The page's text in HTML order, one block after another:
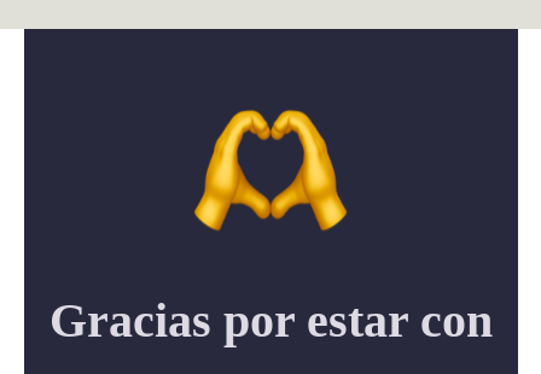
Gracias por estar con